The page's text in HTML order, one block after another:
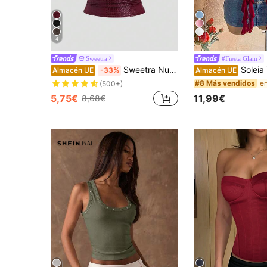
4
Sweetra
Almacén UE -33% Sweetra Nueva camiseta de tirantes ajustada de uso diario, fiesta y clubes, con estampado de cocodrilo burdeos en PU elástico, para mujer, primavera/verano
(500+)
5,75€ 8,68€
11
#Fiesta Glam
Almacén UE Soleia Top de mujer color rojo burdeos de verano con cuello
#8 Más vendidos
11,99€